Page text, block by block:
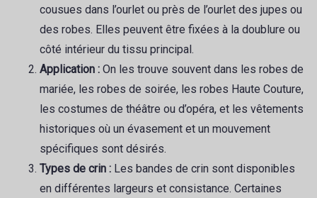
cousues dans l’ourlet ou près de l’ourlet des jupes ou
des robes. Elles peuvent être fixées à la doublure ou
côté intérieur du tissu principal.
Application : On les trouve souvent dans les robes de
mariée, les robes de soirée, les robes Haute Couture,
les costumes de théâtre ou d’opéra, et les vêtements
historiques où un évasement et un mouvement
spécifiques sont désirés.
Types de crin : Les bandes de crin sont disponibles
en différentes largeurs et consistance. Certaines